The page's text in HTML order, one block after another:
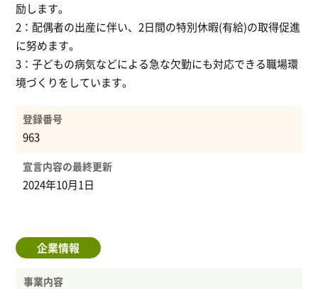
励します。
2：配偶者の出産に伴い、2日間の特別休暇(有給)の取得促進
に努めます。
3：子どもの病気などによる急な欠勤にも対応できる職場環
境づくりをしています。
登録番号
963
宣言内容の最終更新
2024年10月1日
企業情報
事業内容